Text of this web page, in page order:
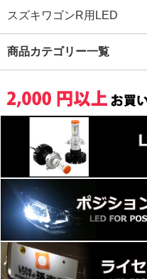
スズキワゴンR用LED
商品カテゴリー一覧